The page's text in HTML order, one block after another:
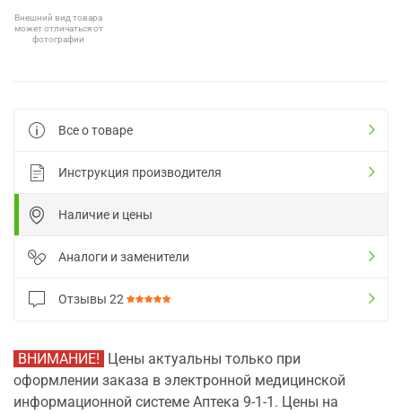
Внешний вид товара
может отличаться от
фотографии
Все о товаре
Инструкция производителя
Наличие и цены
Аналоги и заменители
Отзывы 22
ВНИМАНИЕ! Цены актуальны только при
оформлении заказа в электронной медицинской
информационной системе Аптека 9-1-1. Цены на